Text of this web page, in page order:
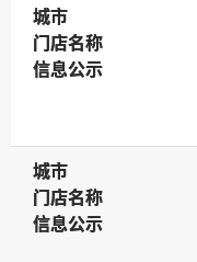
城市
城市
门店名称
门店名称
信息公示
信息公示
城市
城市
门店名称
门店名称
信息公示
信息公示